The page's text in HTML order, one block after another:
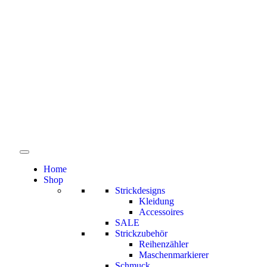
Home
Shop
Strickdesigns
Kleidung
Accessoires
SALE
Strickzubehör
Reihenzähler
Maschenmarkierer